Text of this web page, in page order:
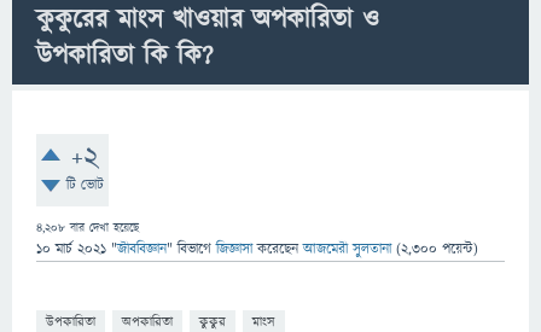
কুকুরের মাংস খাওয়ার অপকারিতা ও
উপকারিতা কি কি?
+2
টি ভোট
4,208 বার দেখা হয়েছে
10 মার্চ 2021 "জীববিজ্ঞান" বিভাগে জিজ্ঞাসাকরেছেনআজমেরী সুলতানা (2,300 পয়েন্ট)
উপকারিতা অপকারিতা কুকুর মাংস